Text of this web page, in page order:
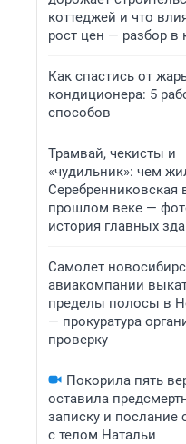
коттеджей и что
рост цен — разбор в
Как спастись от
кондиционера: 5
способов
Трамвай, чекисты и
«чудильник»: чем
Серебренниковская
прошлом веке —
история главных
Самолет
авиакомпании
пределы полосы в
— прокуратура
проверку
Покорила пять
оставила
записку и послание
с телом Натальи